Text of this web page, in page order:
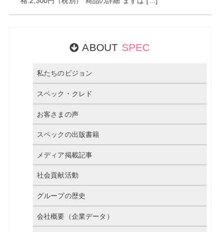
ABOUT SPEC
私たちのビジョン
スペック・クレド
お客さまの声
スペックの出版書籍
メディア掲載記事
社会貢献活動
グループの歴史
会社概要（企業データ）